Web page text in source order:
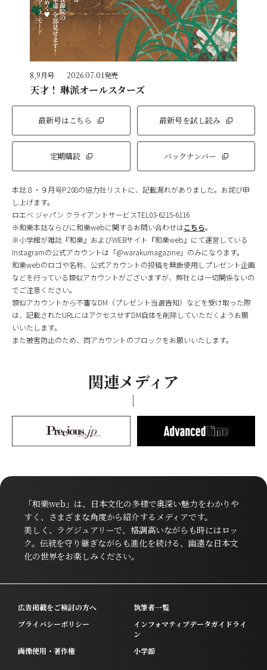
8,9月号 2026.07.01発売
天才！ 琳派オールスターズ
最新号はこちら 最新号を試し読み
定期購読 バックナンバー
本誌８・９月号P.208の協力社リストに、記載漏れがありました。お詫び申
し上げます。
ロエベ ジャパン クライアントサービスTEL03-6215-6116
※和樂本誌ならびに和樂webに関するお問い合わせはこちら。
※小学館が雑誌『和樂』およびWEBサイト『和樂web』にて運営している
Instagramの公式アカウントは「@warakumagazine」のみになります。
和樂webのロゴや名称、公式アカウントの投稿を無断使用しプレゼント企画
などを行っている類似アカウントがございますが、弊社とは一切関係ないの
でご注意ください。
類似アカウントから不審なDM（プレゼント当選告知）などを受け取った際
は、記載されたURLにはアクセスせずDM自体を削除していただくようお願
いいたします。
また被害防止のため、同アカウントのブロックをお願いいたします。
関連メディア
「和樂web」は、日本文化の多様で奥深い魅力をわかりや
すく、さまざまな角度から紹介するメディアです。
美しく、ラグジュアリーで、格調高いながらも時にはロッ
ク。伝統を守り継ぎながらも進化を続ける、幽遠な日本文
化の世界をお楽しみください。
広告掲載をご検討の方へ
執筆者一覧
プライバシーポリシー
インフォマティブデータガイドライ
ン
画像使用・著作権
小学館